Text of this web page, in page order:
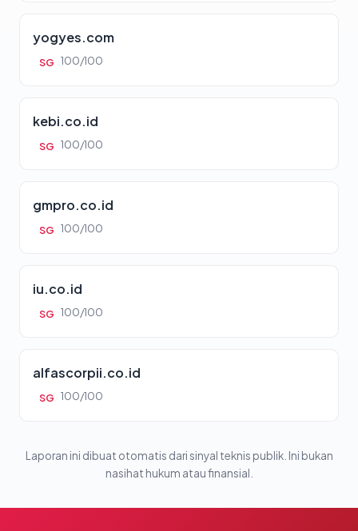
yogyes.com
SG 100/100
kebi.co.id
SG 100/100
gmpro.co.id
SG 100/100
iu.co.id
SG 100/100
alfascorpii.co.id
SG 100/100
Laporan ini dibuat otomatis dari sinyal teknis publik. Ini bukan
nasihat hukum atau finansial.